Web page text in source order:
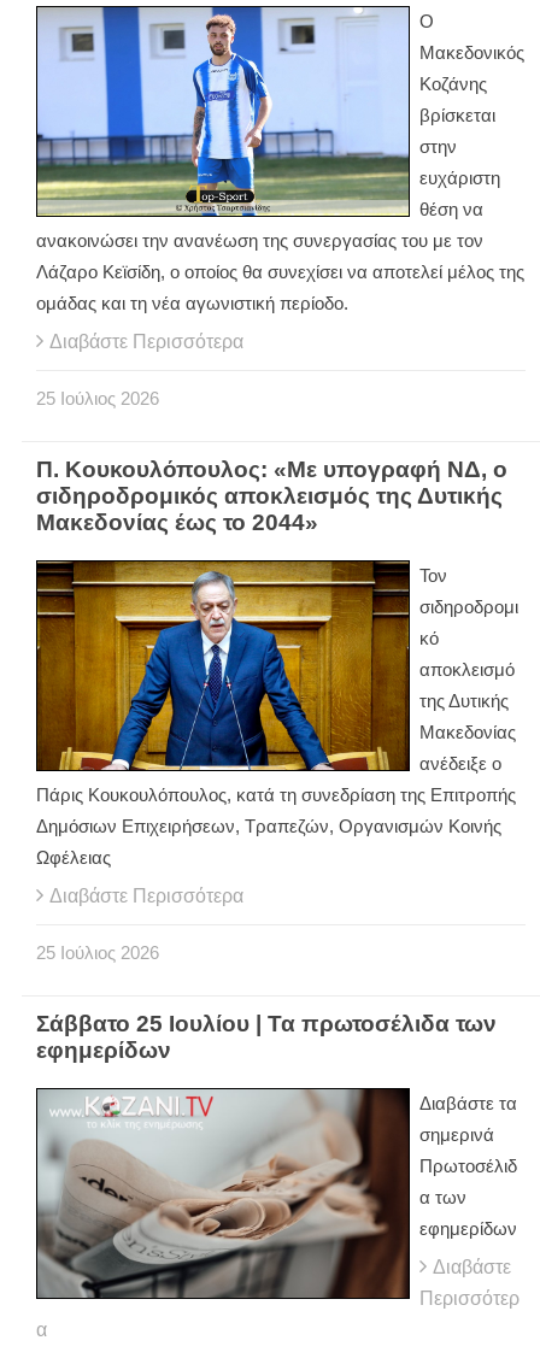
Ο
Μακεδονικός
Κοζάνης
βρίσκεται
στην
ευχάριστη
θέση να
ανακοινώσει την ανανέωση της συνεργασίας του με τον
Λάζαρο Κεϊσίδη, ο οποίος θα συνεχίσει να αποτελεί μέλος της
ομάδας και τη νέα αγωνιστική περίοδο.
Διαβάστε Περισσότερα
25 Ιούλιος 2026
Π. Κουκουλόπουλος: «Με υπογραφή ΝΔ, ο
σιδηροδρομικός αποκλεισμός της Δυτικής
Μακεδονίας έως το 2044»
Τον
σιδηροδρομι
κό
αποκλεισμό
της Δυτικής
Μακεδονίας
ανέδειξε ο
Πάρις Κουκουλόπουλος, κατά τη συνεδρίαση της Επιτροπής
Δημόσιων Επιχειρήσεων, Τραπεζών, Οργανισμών Κοινής
Ωφέλειας
Διαβάστε Περισσότερα
25 Ιούλιος 2026
Σάββατο 25 Ιουλίου | Τα πρωτοσέλιδα των
εφημερίδων
Διαβάστε τα
σημερινά
Πρωτοσέλιδ
α των
εφημερίδων
Διαβάστε
Περισσότερ
α